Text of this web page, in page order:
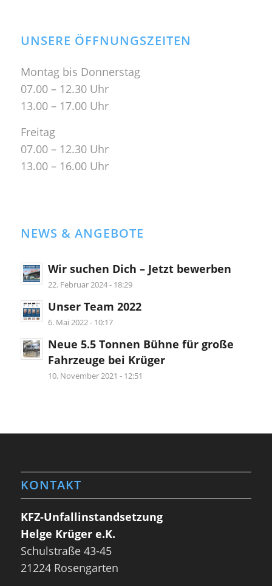
UNSERE ÖFFNUNGSZEITEN
Montag bis Donnerstag
07.00 – 12.30 Uhr
13.00 – 17.00 Uhr
Freitag
07.00 – 12.30 Uhr
13.00 – 16.00 Uhr
NEWS & ANGEBOTE
Wir suchen Dich – Jetzt bewerben
22. Februar 2024 - 18:29
Unser Team 2022
6. Mai 2022 - 10:17
Neue 5.5 Tonnen Bühne für große
Fahrzeuge bei Krüger
10. November 2021 - 12:51
KONTAKT
KFZ-Unfallinstandsetzung
Helge Krüger e.K.
Schulstraße 43-45
21224 Rosengarten